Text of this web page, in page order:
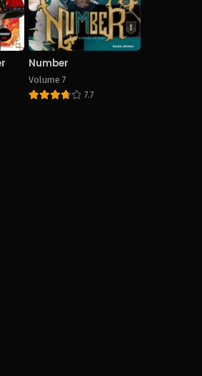
Number
Volume 7
7.7